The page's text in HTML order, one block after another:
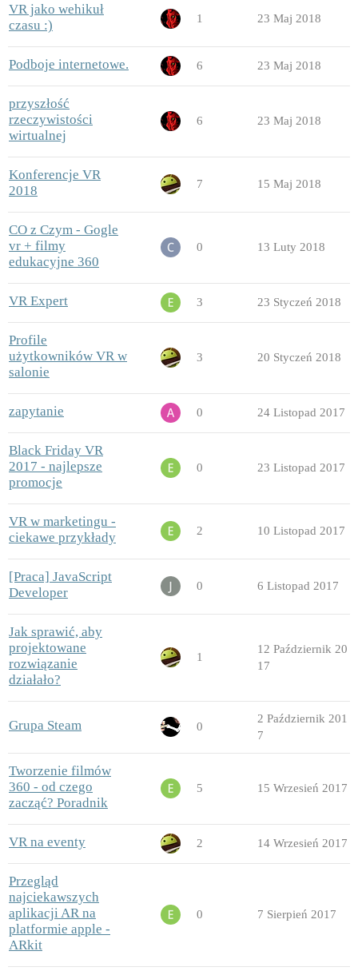
VR jako wehikuł
czasu :)
1 23 Maj 2018
Podboje internetowe. 6 23 Maj 2018
przyszłość
rzeczywistości
wirtualnej
6 23 Maj 2018
Konferencje VR
2018
7 15 Maj 2018
CO z Czym - Gogle
vr + filmy
edukacyjne 360
0 13 Luty 2018
VR Expert 3 23 Styczeń 2018
Profile
użytkowników VR w
salonie
3 20 Styczeń 2018
zapytanie 0 24 Listopad 2017
Black Friday VR
2017 - najlepsze
promocje
0 23 Listopad 2017
VR w marketingu -
ciekawe przykłady
2 10 Listopad 2017
[Praca] JavaScript
Developer
0 6 Listopad 2017
Jak sprawić, aby
projektowane
rozwiązanie
działało?
1
12 Październik 20
17
Grupa Steam 0
2 Październik 201
7
Tworzenie filmów
360 - od czego
zacząć? Poradnik
5 15 Wrzesień 2017
VR na eventy 2 14 Wrzesień 2017
Przegląd
najciekawszych
aplikacji AR na
platformie apple -
ARkit
0 7 Sierpień 2017